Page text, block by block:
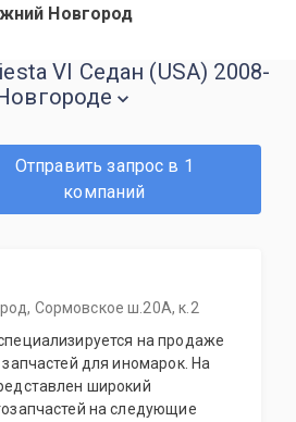
Новгород
VI Седан (USA) 2008-
Отправить запрос в 1
компаний
Сормовское ш.20А, к.2
на продаже
для иномарок. На
широкий
на следующие